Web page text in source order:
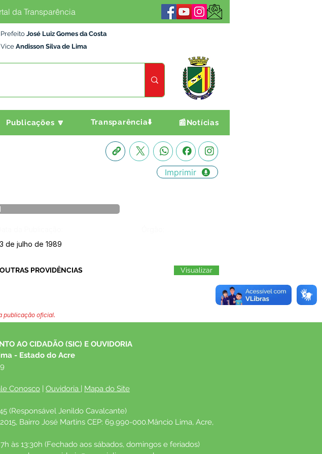
da Transparência
Prefeito José Luiz Gomes da Costa
Vice Andisson Silva de Lima
Publicações 🔽 Transparência⬇️ 📰Notícias
Imprimir
de julho de 1989
PROVIDÊNCIAS Visualizar
publicação oficial.
AO CIDADÃO (SIC) E OUVIDORIA
- Estado do Acre
Conosco | Ouvidoria | Mapa do Site
(Responsável Jenildo Cavalcante)
Bairro José Martins CEP: 69.990-000.Mâncio Lima, Acre,
às 13:30h (Fechado aos sábados, domingos e feriados)